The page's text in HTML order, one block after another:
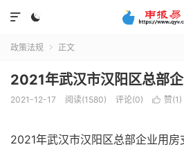


政策法规  正文
2021年武汉市汉阳区总部
2021-12-17 阅读(1580) 评论(0)  赞(1 )
2021年武汉市汉阳区总部企业用房